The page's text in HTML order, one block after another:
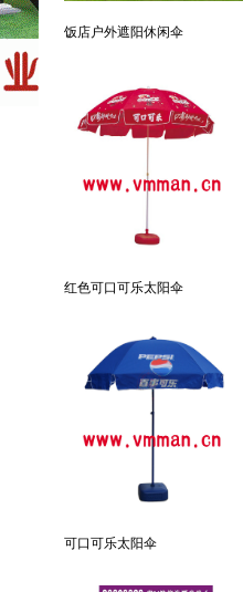
饭店户外遮阳休闲伞
红色可口可乐太阳伞
可口可乐太阳伞